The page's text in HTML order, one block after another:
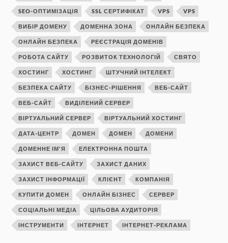
SEO-ОПТИМІЗАЦІЯ SSL СЕРТИФІКАТ VPS VPS
ВИБІР ДОМЕНУ ДОМЕННА ЗОНА ОНЛАЙН БЕЗПЕКА
ОНЛАЙН БЕЗПЕКА РЕЄСТРАЦІЯ ДОМЕНІВ
РОБОТА САЙТУ РОЗВИТОК ТЕХНОЛОГІЙ СВЯТО
ХОСТИНГ ХОСТИНГ ШТУЧНИЙ ІНТЕЛЕКТ
БЕЗПЕКА САЙТУ БІЗНЕС-РІШЕННЯ ВЕБ-САЙТ
ВЕБ-САЙТ ВИДІЛЕНИЙ СЕРВЕР
ВІРТУАЛЬНИЙ СЕРВЕР ВІРТУАЛЬНИЙ ХОСТИНГ
ДАТА-ЦЕНТР ДОМЕН ДОМЕН ДОМЕНИ
ДОМЕННЕ ІМ'Я ЕЛЕКТРОННА ПОШТА
ЗАХИСТ ВЕБ-САЙТУ ЗАХИСТ ДАНИХ
ЗАХИСТ ІНФОРМАЦІЇ КЛІЄНТ КОМПАНІЯ
КУПИТИ ДОМЕН ОНЛАЙН БІЗНЕС СЕРВЕР
СОЦІАЛЬНІ МЕДІА ЦІЛЬОВА АУДИТОРІЯ
ІНСТРУМЕНТИ ІНТЕРНЕТ ІНТЕРНЕТ-РЕКЛАМА